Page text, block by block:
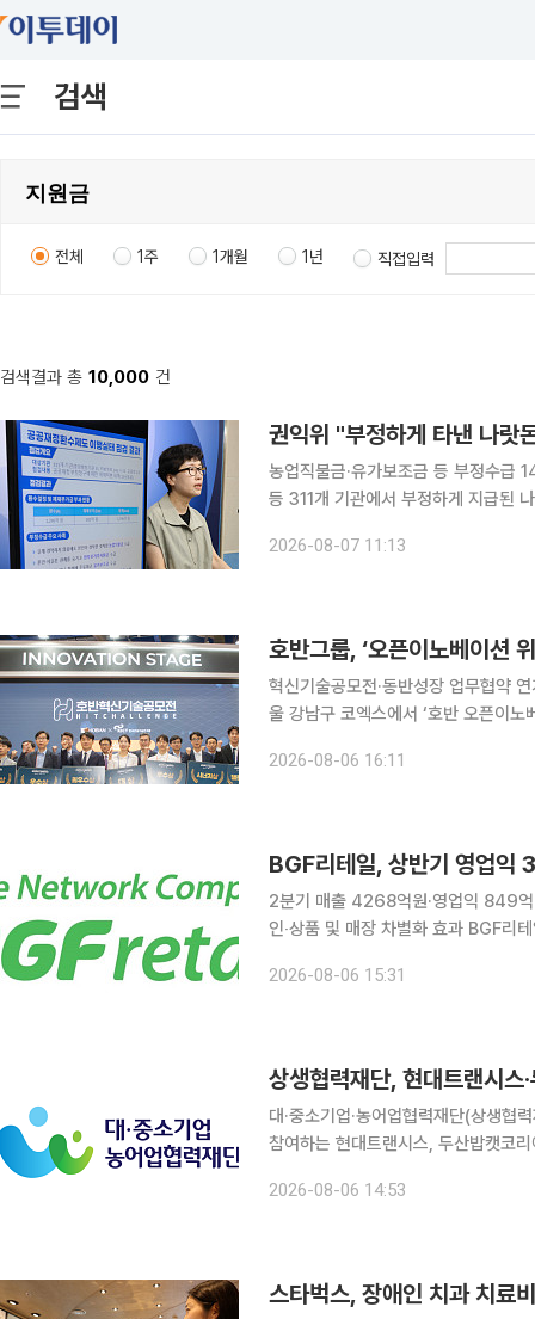
검색
전체 1주 1개월 1년 직접입력
검색결과 총 10,000 건
권익위 "부정하게 타낸 나
농업직불금·유가보조금 등 부정수급 14만여 건 적발 지난해 중앙행정
등 311개 기관에서 부정하게 지급된 나랏돈
2026-08-07 11:13
호반그룹, ‘오픈이노베이션
혁신기술공모전·동반성장 업무협약 연계 운
울 강남구 코엑스에서 ‘호반 오픈이
2026-08-06 16:11
BGF리테일, 상반기 영업
2분기 매출 4268억원·영업익 849
인‧상품 및 매장 차별화 효과 BGF리테일이 연결 기준 올해 2분기 영업이익이 849억원으로 전년
출은 4조5472억원으로 전년 동기
2026-08-06 15:31
상생협력재단, 현대트랜시스
대·중소기업·농어업협력재단(상생협
참여하는 현대트랜시스, 두산밥캣코
출업종 공급망 ESG 지원 시범사업’
2026-08-06 14:53
스타벅스, 장애인 치과 치